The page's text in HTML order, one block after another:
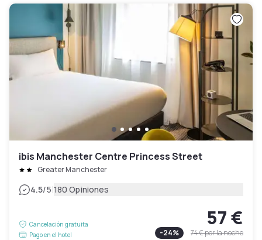
ibis Manchester Centre Princess Street
Greater Manchester
4.5/5|180 Opiniones
Cancelación gratuita
Pago en el hotel
57 €
-24% 74 €por la noche